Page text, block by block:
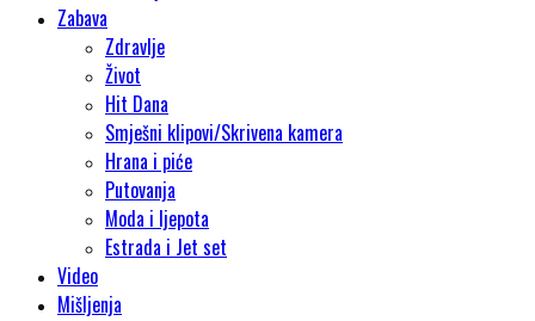
Zabava
Zdravlje
Život
Hit Dana
Smješni klipovi/Skrivena kamera
Hrana i piće
Putovanja
Moda i ljepota
Estrada i Jet set
Video
Mišljenja